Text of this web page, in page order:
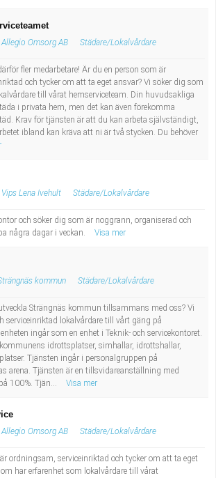
Allegio Omsorg AB Städare/Lokalvårdare
fler medarbetare! Är du en person som är
och tycker om att ta eget ansvar? Vi söker dig som
till vårat hemserviceteam. Din huvudsakliga
i privata hem, men det kan även förekomma
Krav för tjänsten är att du kan arbeta självständigt,
ibland kan kräva att ni är två stycken. Du behöver
Vips Lena Ivehult Städare/Lokalvårdare
och söker dig som är noggrann, organiserad och
några dagar i veckan.
Visa mer
kommun Städare/Lokalvårdare
Strängnäs kommun tillsammans med oss? Vi
serviceinriktad lokalvårdare till vårt gäng på
ingår som en enhet i Teknik- och servicekontoret.
idrottsplatser, simhallar, idrottshallar,
Tjänsten ingår i personalgruppen på
arena. Tjänsten är en tillsvidareanställning med
100%. Tjän...
Visa mer
Allegio Omsorg AB Städare/Lokalvårdare
ordningsam, serviceinriktad och tycker om att ta eget
har erfarenhet som lokalvårdare till vårat